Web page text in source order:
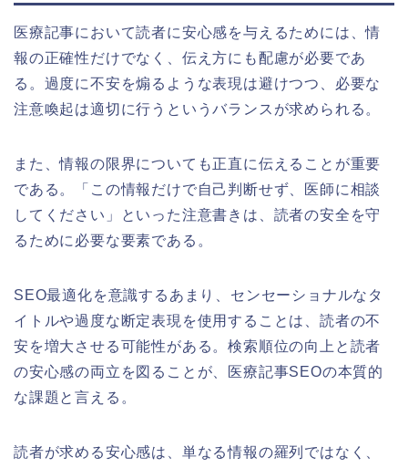
医療記事において読者に安心感を与えるためには、情
報の正確性だけでなく、伝え方にも配慮が必要であ
る。過度に不安を煽るような表現は避けつつ、必要な
注意喚起は適切に行うというバランスが求められる。
また、情報の限界についても正直に伝えることが重要
である。「この情報だけで自己判断せず、医師に相談
してください」といった注意書きは、読者の安全を守
るために必要な要素である。
SEO最適化を意識するあまり、センセーショナルなタ
イトルや過度な断定表現を使用することは、読者の不
安を増大させる可能性がある。検索順位の向上と読者
の安心感の両立を図ることが、医療記事SEOの本質的
な課題と言える。
読者が求める安心感は、単なる情報の羅列ではなく、